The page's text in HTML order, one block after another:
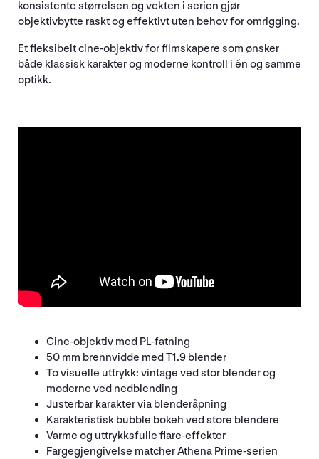
konsistente størrelsen og vekten i serien gjør
objektivbytte raskt og effektivt uten behov for omrigging.
Et fleksibelt cine-objektiv for filmskapere som ønsker
både klassisk karakter og moderne kontroll i én og samme
optikk.
Cine-objektiv med PL-fatning
50 mm brennvidde med T1.9 blender
To visuelle uttrykk: vintage ved stor blender og
moderne ved nedblending
Justerbar karakter via blenderåpning
Karakteristisk bubble bokeh ved store blendere
Varme og uttrykksfulle flare-effekter
Fargegjengivelse matcher Athena Prime-serien